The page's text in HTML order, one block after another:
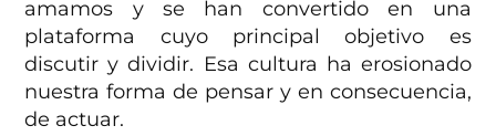
amamos y se han convertido en una
plataforma cuyo principal objetivo es
discutir y dividir. Esa cultura ha erosionado
nuestra forma de pensar y en consecuencia,
de actuar.